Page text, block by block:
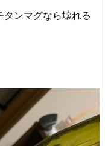
ンマグなら壊れる